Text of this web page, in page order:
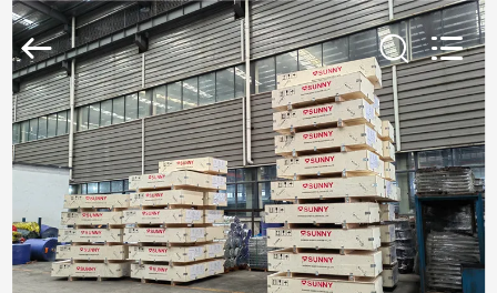
CASA
PRODUTOS
VÍDEOS
SHANGHAI
SUNNY
ELEVATOR
CO.,LTD.
Rights
Reserved.